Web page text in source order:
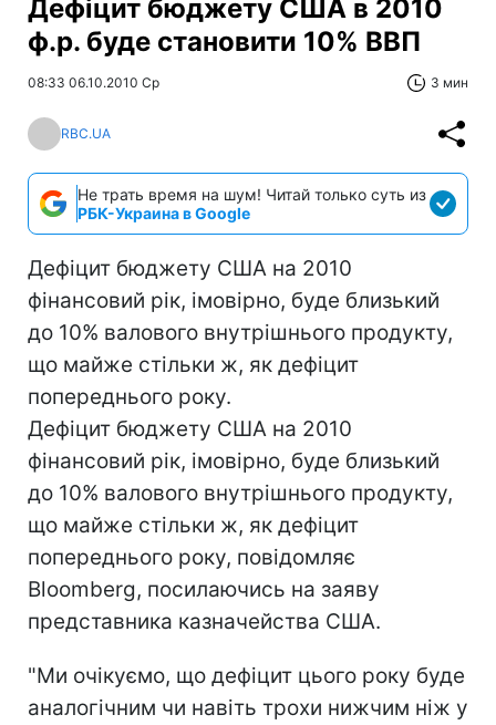
Дефіцит бюджету США в 2010
ф.р. буде становити 10% ВВП
08:33 06.10.2010 Ср 3 мин
RBC.UA
Не трать время на шум! Читай только суть из
РБК-Украина в Google
Дефіцит бюджету США на 2010
фінансовий рік, імовірно, буде близький
до 10% валового внутрішнього продукту,
що майже стільки ж, як дефіцит
попереднього року.
Дефіцит бюджету США на 2010
фінансовий рік, імовірно, буде близький
до 10% валового внутрішнього продукту,
що майже стільки ж, як дефіцит
попереднього року, повідомляє
Bloomberg, посилаючись на заяву
представника казначейства США.
"Ми очікуємо, що дефіцит цього року буде
аналогічним чи навіть трохи нижчим ніж у